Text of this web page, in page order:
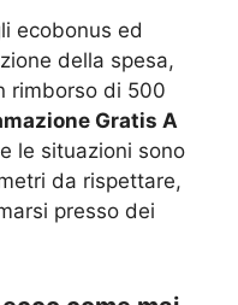
ecobonus ed
della spesa,
rimborso di 500
Gratis A
le situazioni sono
da rispettare,
presso dei